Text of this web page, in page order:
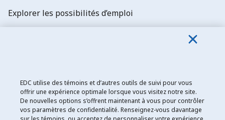
Explorer les possibilités d’emploi
Exportation et développement Canada
EDC utilise des témoins et d’autres outils de suivi pour vous
offrir une expérience optimale lorsque vous visitez notre site.
De nouvelles options s’offrent maintenant à vous pour contrôler
vos paramètres de confidentialité. Renseignez-vous davantage